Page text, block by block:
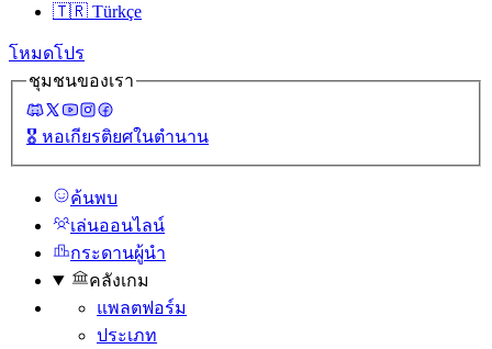
🇹🇷 Türkçe
โหมดโปร
ชุมชนของเรา
🎖️ หอเกียรติยศในตํานาน
ค้นพบ
เล่นออนไลน์
กระดานผู้นํา
คลังเกม
แพลตฟอร์ม
ประเภท